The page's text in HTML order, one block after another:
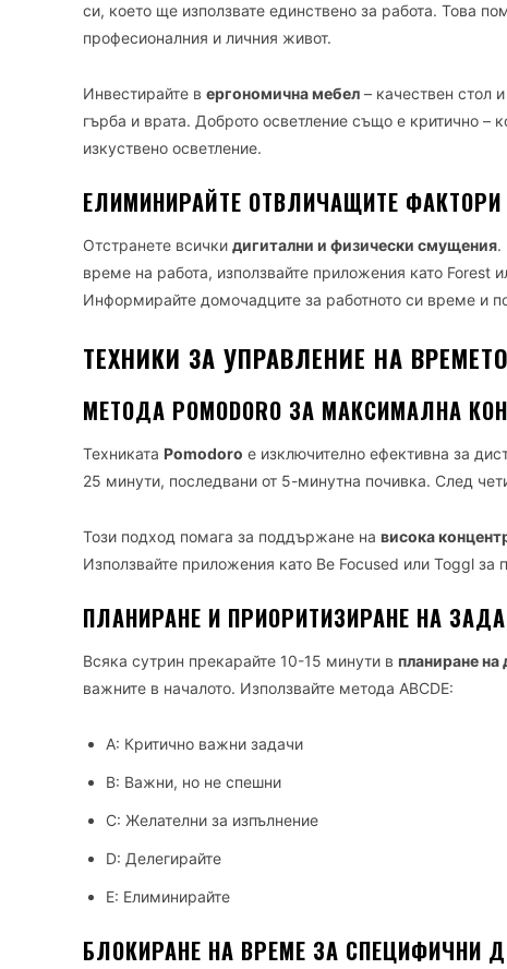
си, което ще използвате единствено за работа. Това
професионалния и личния живот.
Инвестирайте в ергономична мебел – качествен стол
гърба и врата. Доброто осветление също е критично –
изкуствено осветление.
ЕЛИМИНИРАЙТЕ ОТВЛИЧАЩИТЕ ФАКТОРИ
Отстранете всички дигитални и физически смущения.
време на работа, използвайте приложения като Forest
Информирайте домочадците за работното си време и
ТЕХНИКИ ЗА УПРАВЛЕНИЕ НА ВРЕМЕТО
МЕТОДА POMODORO ЗА МАКСИМАЛНА
Техниката Pomodoro е изключително ефективна за
25 минути, последвани от 5-минутна почивка. След
Този подход помага за поддържане на висока
Използвайте приложения като Be Focused или Toggl за
ПЛАНИРАНЕ И ПРИОРИТИЗИРАНЕ НА
Всяка сутрин прекарайте 10-15 минути в планиране на
важните в началото. Използвайте метода ABCDE:
A: Критично важни задачи
B: Важни, но не спешни
C: Желателни за изпълнение
D: Делегирайте
E: Елиминирайте
БЛОКИРАНЕ НА ВРЕМЕ ЗА СПЕЦИФИЧНИ